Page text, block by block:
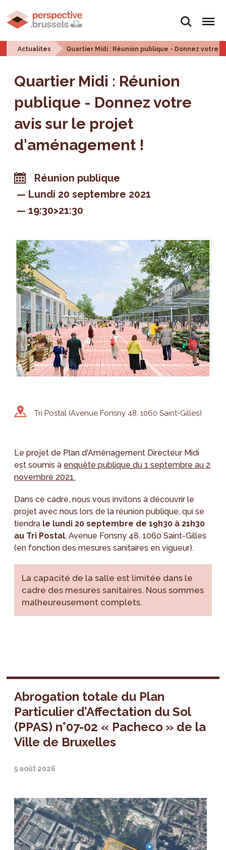
Rechercher
Menu
Actualites Quartier Midi : Réunion publique - Donnez votre
Quartier Midi : Réunion
publique - Donnez votre
avis sur le projet
d'aménagement !
Réunion publique
Lundi 20 septembre 2021
19:30>21:30
Tri Postal (Avenue Fonsny 48, 1060 Saint-Gilles)
Le projet de Plan d'Aménagement Directeur Midi
est soumis à enquête publique du 1 septembre au 2
novembre 2021.
Dans ce cadre, nous vous invitons à découvrir le
projet avec nous lors de la réunion publique, qui se
tiendra le lundi 20 septembre de 19h30 à 21h30
au Tri Postal, Avenue Fonsny 48, 1060 Saint-Gilles
(en fonction des mesures sanitaires en vigueur).
La capacité de la salle est limitée dans le
cadre des mesures sanitaires. Nous sommes
malheureusement complets.
Abrogation totale du Plan
Particulier d’Affectation du Sol
(PPAS) n°07-02 « Pacheco » de la
Ville de Bruxelles
5 août 2026